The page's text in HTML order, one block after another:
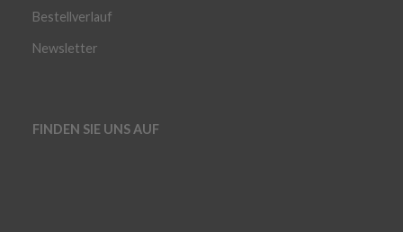
Bestellverlauf
Newsletter
FINDEN SIE UNS AUF